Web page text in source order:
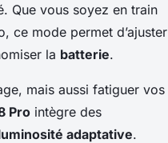
Que vous soyez en train
ce mode permet d’ajuster
la batterie.
mais aussi fatiguer vos
Pro intègre des
adaptative.